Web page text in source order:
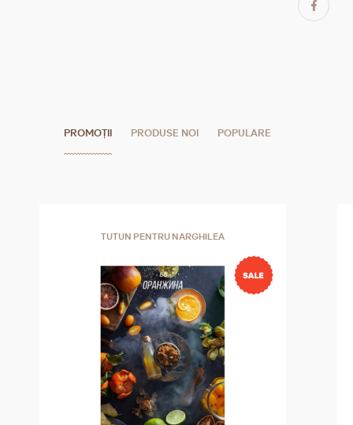
PROMOȚII PRODUSE NOI POPULARE
TUTUN PENTRU NARGHILEA